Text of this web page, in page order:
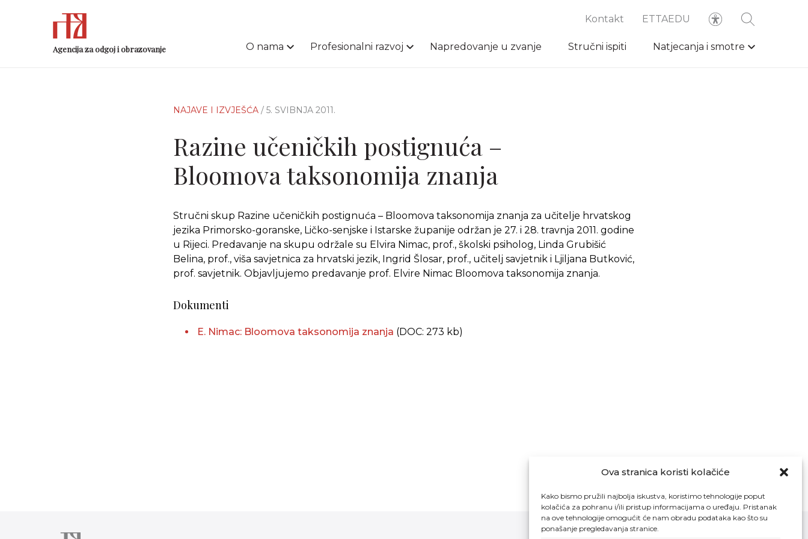
Ova stranica koristi kolačiće
Kako bismo pružili najbolja iskustva, koristimo tehnologije poput
kolačića za pohranu i/ili pristup informacijama o uređaju. Pristanak
na ove tehnologije omogućit će nam obradu podataka kao što su
ponašanje pregledavanja stranice.
Agencija za odgoj i obrazovanje
Kontakt ETTAEDU
O nama Profesionalni razvoj Napredovanje u zvanje Stručni ispiti Natjecanja i smotre
NAJAVE I IZVJEŠĆA / 5. SVIBNJA 2011.
Razine učeničkih postignuća –
Bloomova taksonomija znanja
Stručni skup Razine učeničkih postignuća – Bloomova taksonomija znanja za učitelje hrvatskog
jezika Primorsko-goranske, Ličko-senjske i Istarske županije održan je 27. i 28. travnja 2011. godine
u Rijeci. Predavanje na skupu održale su Elvira Nimac, prof., školski psiholog, Linda Grubišić
Belina, prof., viša savjetnica za hrvatski jezik, Ingrid Šlosar, prof., učitelj savjetnik i Ljiljana Butković,
prof. savjetnik. Objavljujemo predavanje prof. Elvire Nimac Bloomova taksonomija znanja.
Dokumenti
E. Nimac: Bloomova taksonomija znanja (DOC: 273 kb)